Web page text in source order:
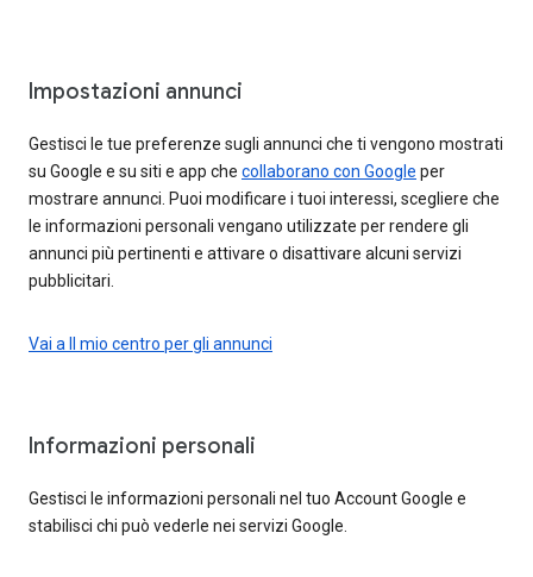
Impostazioni annunci
Gestisci le tue preferenze sugli annunci che ti vengono mostrati
su Google e su siti e app che collaborano con Google per
mostrare annunci. Puoi modificare i tuoi interessi, scegliere che
le informazioni personali vengano utilizzate per rendere gli
annunci più pertinenti e attivare o disattivare alcuni servizi
pubblicitari.
Vai a Il mio centro per gli annunci
Informazioni personali
Gestisci le informazioni personali nel tuo Account Google e
stabilisci chi può vederle nei servizi Google.